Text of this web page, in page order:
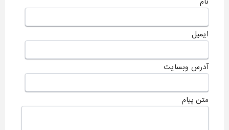
ایمیل
آدرس وبسایت
متن پیام